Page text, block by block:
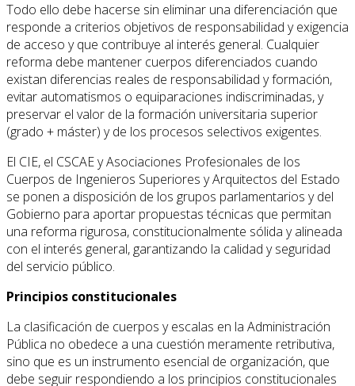
Todo ello debe hacerse sin eliminar una diferenciación que
responde a criterios objetivos de responsabilidad y exigencia
de acceso y que contribuye al interés general. Cualquier
reforma debe mantener cuerpos diferenciados cuando
existan diferencias reales de responsabilidad y formación,
evitar automatismos o equiparaciones indiscriminadas, y
preservar el valor de la formación universitaria superior
(grado + máster) y de los procesos selectivos exigentes.
El CIE, el CSCAE y Asociaciones Profesionales de los
Cuerpos de Ingenieros Superiores y Arquitectos del Estado
se ponen a disposición de los grupos parlamentarios y del
Gobierno para aportar propuestas técnicas que permitan
una reforma rigurosa, constitucionalmente sólida y alineada
con el interés general, garantizando la calidad y seguridad
del servicio público.
Principios constitucionales
La clasificación de cuerpos y escalas en la Administración
Pública no obedece a una cuestión meramente retributiva,
sino que es un instrumento esencial de organización, que
debe seguir respondiendo a los principios constitucionales